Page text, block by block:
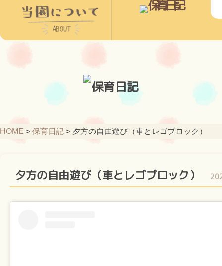
HOME > 保育日記 > 夕方の自由遊び（車とレゴブロック）
夕方の自由遊び（車とレゴブロック）